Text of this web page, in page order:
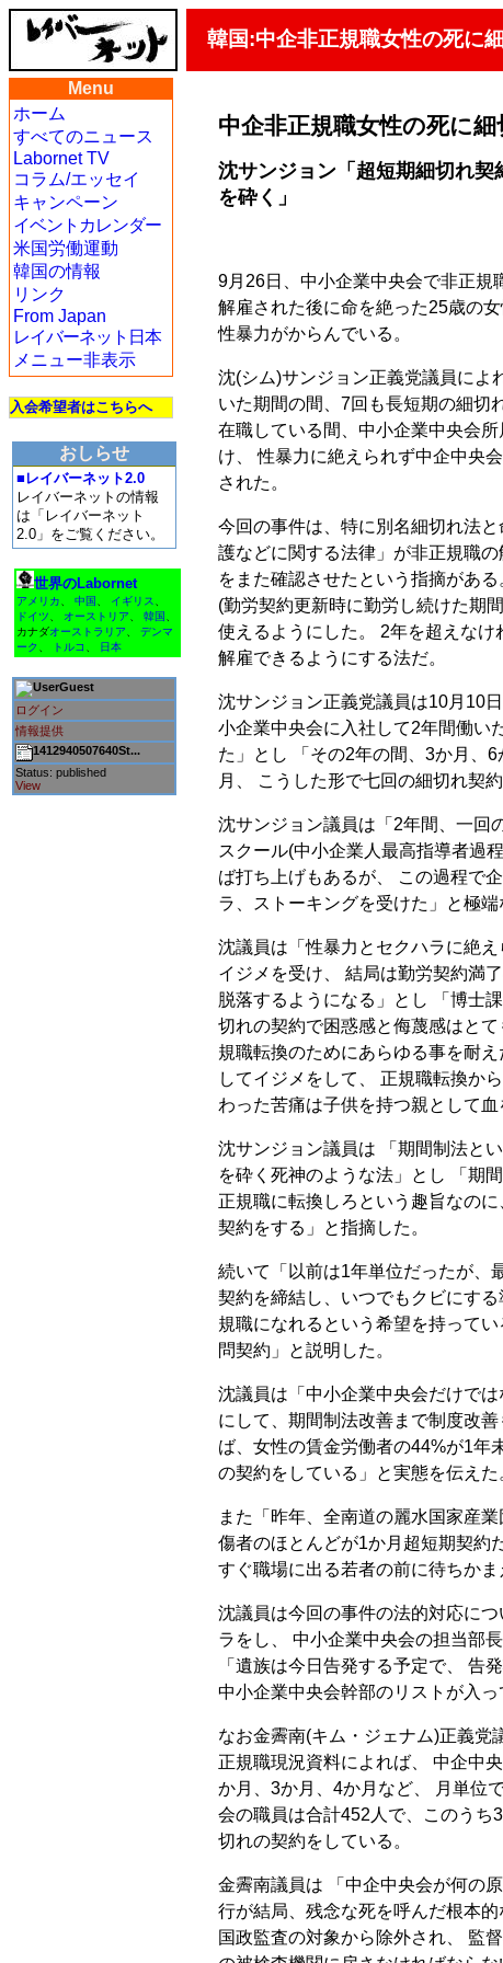
韓国:中企非正規職女性の死に
Menu
ホーム
すべてのニュース
Labornet TV
コラム/エッセイ
キャンペーン
イベントカレンダー
米国労働運動
韓国の情報
リンク
From Japan
レイバーネット日本
メニュー非表示
入会希望者はこちらへ
おしらせ
■レイバーネット2.0
レイバーネットの情報
は「レイバーネット
2.0」をご覧ください。
世界のLabornet
アメリカ 中国 イギリス
ドイツ
オーストリア 韓国
カナダオーストラリア
デンマ
ーク
トルコ 日本
Guest
ログイン
情報提供
1412940507640St...
Status: published
View
中企非正規職女性の死に
沈サンジョン「超短期細切れ
を砕く」
9月26日、中小企業中央会で非正規
解雇された後に命を絶った25歳の
性暴力がからんでいる。
沈(シム)サンジョン正義党議員によ
いた期間の間、7回も長短期の細切
在職している間、中小企業中央会
け、 性暴力に絶えられず中企中央
された。
今回の事件は、特に別名細切れ法
護などに関する法律」が非正規職
をまた確認させたという指摘があ
(勤労契約更新時に勤労し続けた期
使えるようにした。 2年を超えな
解雇できるようにする法だ。
沈サンジョン正義党議員は10月10
小企業中央会に入社して2年間働い
た」とし 「その2年の間、3か月、
月、 こうした形で七回の細切れ契
沈サンジョン議員は「2年間、一回
スクール(中小企業人最高指導者過
ば打ち上げもあるが、 この過程で
ラ、ストーキングを受けた」と極
沈議員は「性暴力とセクハラに絶
イジメを受け、 結局は勤労契約満
脱落するようになる」とし 「博士
切れの契約で困惑感と侮蔑感はと
規職転換のためにあらゆる事を耐
してイジメをして、 正規職転換か
わった苦痛は子供を持つ親として
沈サンジョン議員は 「期間制法と
を砕く死神のような法」とし 「期
正規職に転換しろという趣旨なの
契約をする」と指摘した。
続いて「以前は1年単位だったが、
契約を締結し、いつでもクビにす
規職になれるという希望を持って
問契約」と説明した。
沈議員は「中小企業中央会だけで
にして、期間制法改善まで制度改
ば、女性の賃金労働者の44%が1年
の契約をしている」と実態を伝えた
また「昨年、全南道の麗水国家産
傷者のほとんどが1か月超短期契約
すぐ職場に出る若者の前に待ちか
沈議員は今回の事件の法的対応に
ラをし、 中小企業中央会の担当部
「遺族は今日告発する予定で、 告
中小企業中央会幹部のリストが入っ
なお金霽南(キム・ジェナム)正義党
正規職現況資料によれば、 中企中
か月、3か月、4か月など、 月単位
会の職員は合計452人で、このうち
切れの契約をしている。
金霽南議員は 「中企中央会が何の
行が結局、残念な死を呼んだ根本
国政監査の対象から除外され、 監